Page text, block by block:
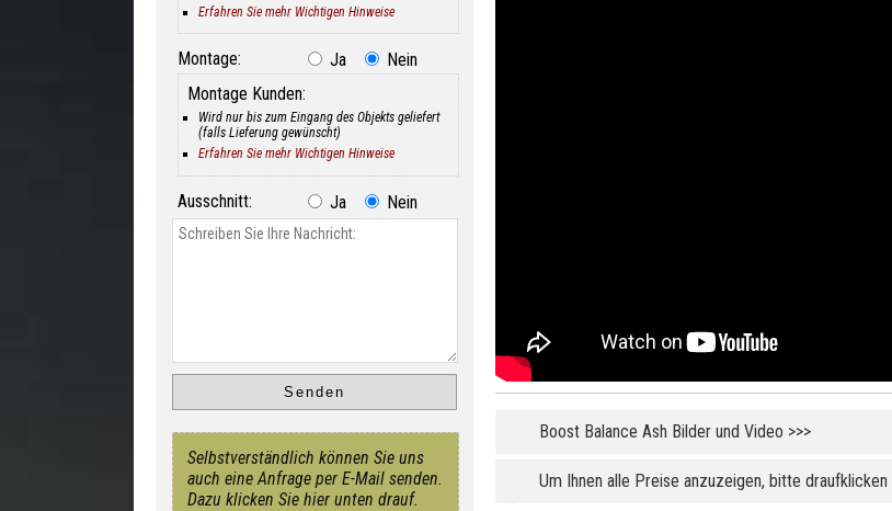
Boost Balance Ash Bilder und Video >>>
Um Ihnen alle Preise anzuzeigen, bitte draufklicken
Erfahren Sie mehr Wichtigen Hinweise
Montage: Ja
Nein
Montage Kunden:
Wird nur bis zum Eingang des Objekts geliefert
(falls Lieferung gewünscht)
Erfahren Sie mehr Wichtigen Hinweise
Ausschnitt: Ja Nein
Selbstverständlich können Sie uns
auch eine Anfrage per E-Mail senden.
Dazu klicken Sie hier unten drauf.